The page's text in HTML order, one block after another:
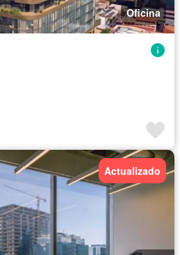
Oficina
Actualizado